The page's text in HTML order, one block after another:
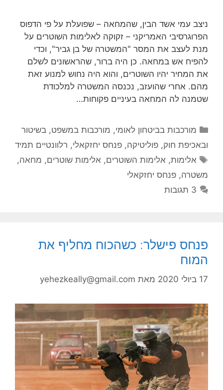
ניצב עמי אשד הבין, שהמחאה – שפועלת על פי הדפוס
הפרוגרסיבי האמריקני – זקוקה לאלימות השוטרים על
מנת לעצב את המסר "המשטרה של בן גביר", וכדי
להפיח אש במחאה. כן היה ברור, שהראשונים לשלם
את המחיר יהיו השוטרים, והוא היה נחוש למנוע זאת
מהם. אחרי שהועזב, נכנסה המשטרה למלכודת
שטמנה לה המחאה בעיניים פקוחות…
קטגוריות
מורכבות בביטחון לאומי, מורכבות במשפט, בשיטור
ובאכיפת חוק, פוליטיקה, פנחס יחזקאלי, רלוונטיים תמיד
תגיות
אלימות, אלימות השוטרים, אלימות שוטרים, מחאה,
משטרה, פנחס יחזקאלי
3 תגובות
פנחס פישלר: כשהכוח מחליף את
המוח
17 ביולי 2020 מאת yehezkeally@gmail.com